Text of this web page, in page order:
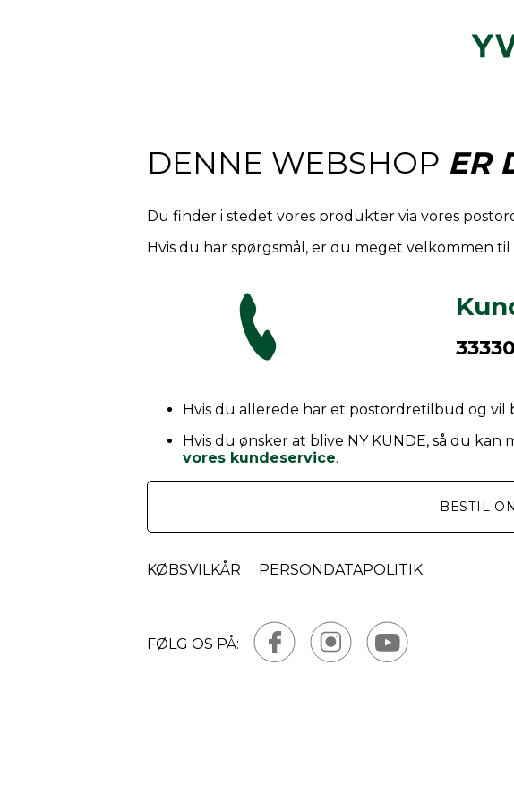
DENNE WEBSHOP ER
Du finder i stedet vores produkter via vores
Hvis du har spørgsmål, er du meget velkommen
Hvis du allerede har et postordretilbud og vil
Hvis du ønsker at blive NY KUNDE, så du
vores kundeservice.
BESTIL
KØBSVILKÅR PERSONDATAPOLITIK
FØLG OS PÅ: